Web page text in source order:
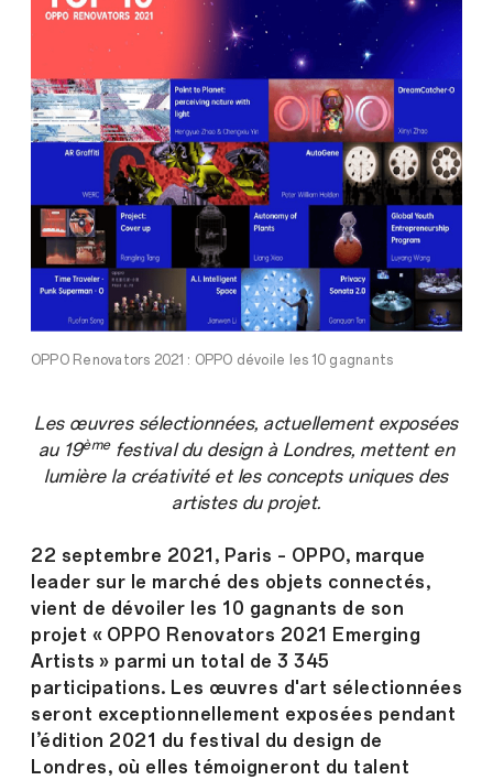
OPPO Renovators 2021 : OPPO dévoile les 10 gagnants
Les œuvres sélectionnées, actuellement exposées
au 19èmefestival du design à Londres, mettent en
lumière la créativité et les concepts uniques des
artistes du projet.
22 septembre 2021, Paris – OPPO, marque
leader sur le marché des objets connectés,
vient de dévoiler les 10 gagnants de son
projet « OPPO Renovators 2021 Emerging
Artists » parmi un total de 3 345
participations. Les œuvres d'art sélectionnées
seront exceptionnellement exposées pendant
l’édition 2021 du festival du design de
Londres, où elles témoigneront du talent